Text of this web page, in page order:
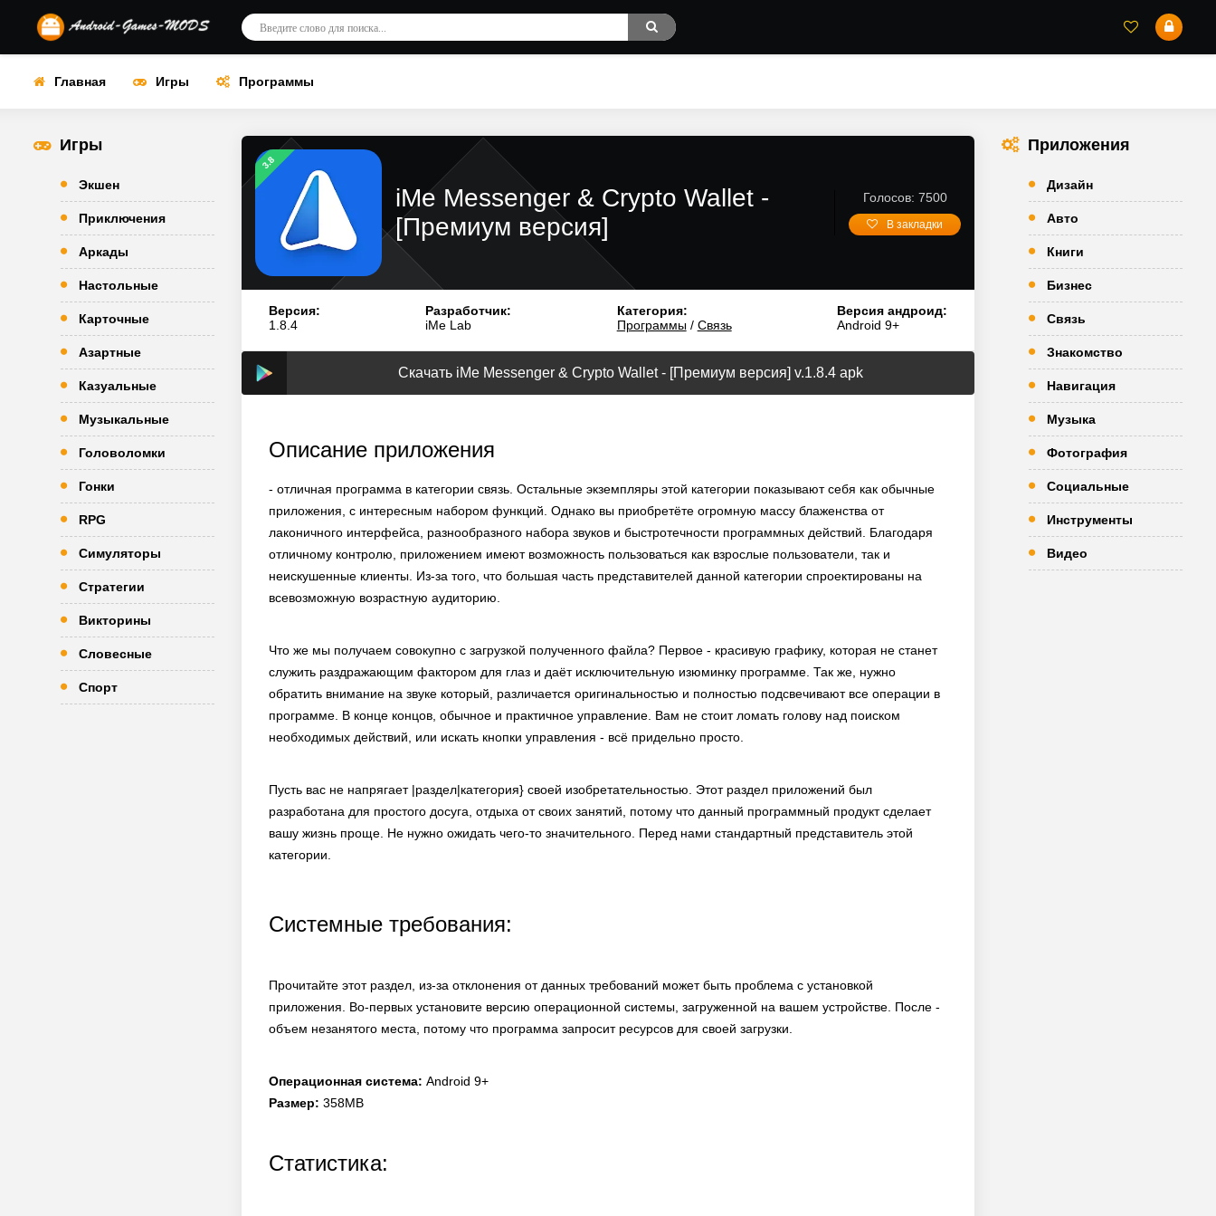
Главная Игры Программы
Игры
Экшен
Приключения
Аркады
Настольные
Карточные
Азартные
Казуальные
Музыкальные
Головоломки
Гонки
RPG
Симуляторы
Стратегии
Викторины
Словесные
Спорт
3.8
iMe Messenger & Crypto Wallet -
[Премиум версия]
Голосов: 7500
В закладки
Версия:
1.8.4
Разработчик:
iMe Lab
Категория:
Программы/ Связь
Версия андроид:
Android 9+
Скачать iMe Messenger & Crypto Wallet - [Премиум версия] v.1.8.4 apk
Описание приложения
- отличная программа в категории связь. Остальные экземпляры этой категории показывают себя как обычные
приложения, с интересным набором функций. Однако вы приобретёте огромную массу блаженства от
лаконичного интерфейса, разнообразного набора звуков и быстротечности программных действий. Благодаря
отличному контролю, приложением имеют возможность пользоваться как взрослые пользователи, так и
неискушенные клиенты. Из-за того, что большая часть представителей данной категории спроектированы на
всевозможную возрастную аудиторию.
Что же мы получаем совокупно с загрузкой полученного файла? Первое - красивую графику, которая не станет
служить раздражающим фактором для глаз и даёт исключительную изюминку программе. Так же, нужно
обратить внимание на звуке который, различается оригинальностью и полностью подсвечивают все операции в
программе. В конце концов, обычное и практичное управление. Вам не стоит ломать голову над поиском
необходимых действий, или искать кнопки управления - всё придельно просто.
Пусть вас не напрягает |раздел|категория} своей изобретательностью. Этот раздел приложений был
разработана для простого досуга, отдыха от своих занятий, потому что данный программный продукт сделает
вашу жизнь проще. Не нужно ожидать чего-то значительного. Перед нами стандартный представитель этой
категории.
Системные требования:
Прочитайте этот раздел, из-за отклонения от данных требований может быть проблема с установкой
приложения. Во-первых установите версию операционной системы, загруженной на вашем устройстве. После -
объем незанятого места, потому что программа запросит ресурсов для своей загрузки.
Операционная система: Android 9+
Размер: 358MB
Статистика:
Приложения
Дизайн
Авто
Книги
Бизнес
Связь
Знакомство
Навигация
Музыка
Фотография
Социальные
Инструменты
Видео